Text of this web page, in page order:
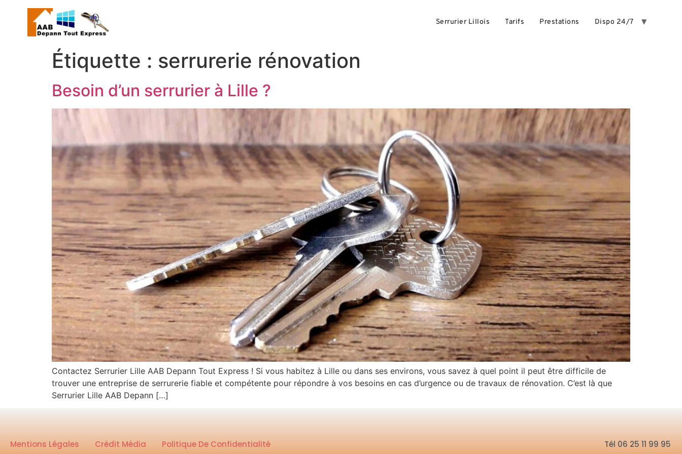
Serrurier Lillois Tarifs Prestations Dispo 24/7
Étiquette : serrurerie rénovation
Besoin d’un serrurier à Lille ?
Contactez Serrurier Lille AAB Depann Tout Express ! Si vous habitez à Lille ou dans ses environs, vous savez à quel point il peut être difficile de
trouver une entreprise de serrurerie fiable et compétente pour répondre à vos besoins en cas d’urgence ou de travaux de rénovation. C’est là que
Serrurier Lille AAB Depann […]
Mentions Légales Crédit Média Politique De Confidentialité Tél 06 25 11 99 95